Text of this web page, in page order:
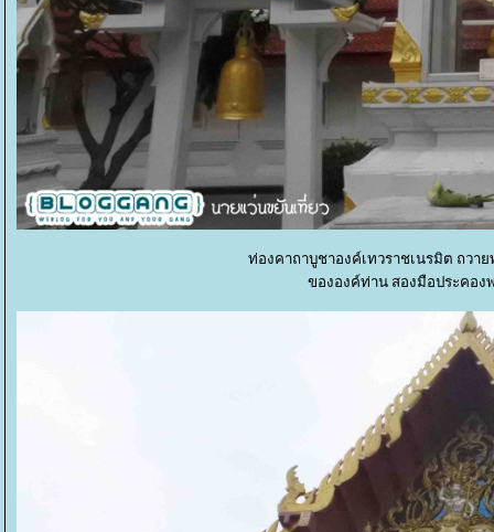
ท่องคาถาบูชาองค์เทวราชเนรมิต ถว
ขององค์ท่าน สองมือประคอง